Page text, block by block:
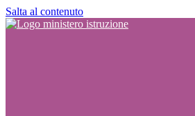
Salta al contenuto